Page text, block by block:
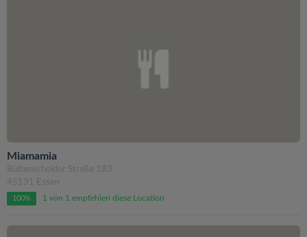
Miamamia
Rüttenscheider Straße 183
45131 Essen
100% 1 von 1 empfehlen diese Location